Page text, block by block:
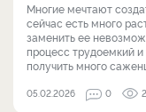
Многие мечтают
сейчас есть много
заменить ее
процесс трудоемкий
получить много
05.02.2026 0